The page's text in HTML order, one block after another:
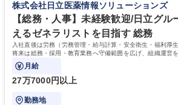
株式会社日立医薬情報ソリューションズ
【総務・人事】未経験歓迎/日立グル
えるゼネラリストを目指す 総務
入社直後は労務（労務管理・給与計算・安全衛生・福利厚
将来は総務・採用・教育業務へ守備範囲を広げ、組織運営
ます。
月給
27万7000円以上
勤務地